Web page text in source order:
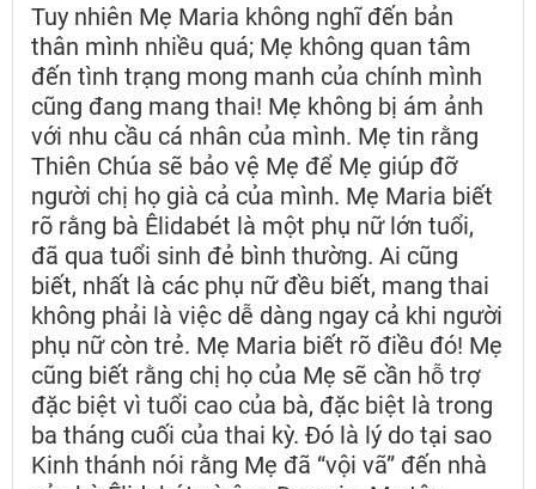
Tuy nhiên Mẹ Maria không nghĩ đến bản
thân mình nhiều quá; Mẹ không quan tâm
đến tình trạng mong manh của chính mình
cũng đang mang thai! Mẹ không bị ám ảnh
với nhu cầu cá nhân của mình. Mẹ tin rằng
Thiên Chúa sẽ bảo vệ Mẹ để Mẹ giúp đỡ
người chị họ già cả của mình. Mẹ Maria biết
rõ rằng bà Êlidabét là một phụ nữ lớn tuổi,
đã qua tuổi sinh đẻ bình thường. Ai cũng
biết, nhất là các phụ nữ đều biết, mang thai
không phải là việc dễ dàng ngay cả khi người
phụ nữ còn trẻ. Mẹ Maria biết rõ điều đó! Mẹ
cũng biết rằng chị họ của Mẹ sẽ cần hỗ trợ
đặc biệt vì tuổi cao của bà, đặc biệt là trong
ba tháng cuối của thai kỳ. Đó là lý do tại sao
Kinh thánh nói rằng Mẹ đã “vội vã” đến nhà